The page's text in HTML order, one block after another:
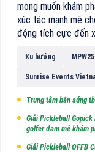
mong muốn khám
xúc tác mạnh mẽ
động tích cực đến
Xu hướng MPW25
Sunrise Events
Trung tâm bắn súng
Giải Pickleball Gopick
golfer đam mê khám
Giải Pickleball OFFB